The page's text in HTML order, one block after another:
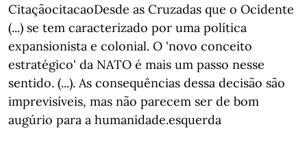
CitaçãocitacaoDesde as Cruzadas que o Ocidente
(...) se tem caracterizado por uma política
expansionista e colonial. O 'novo conceito
estratégico' da NATO é mais um passo nesse
sentido. (...). As consequências dessa decisão são
imprevisíveis, mas não parecem ser de bom
augúrio para a humanidade.esquerda